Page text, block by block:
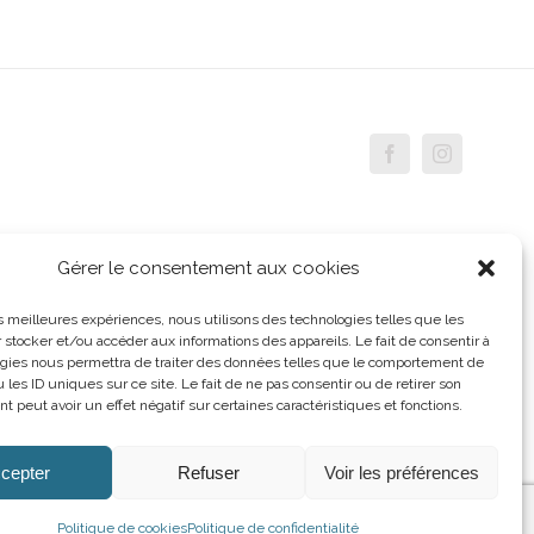
Gérer le consentement aux cookies
meilleures expériences, nous utilisons des technologies telles que les
stocker et/ou accéder aux informations des appareils. Le fait de consentir à
nous permettra de traiter des données telles que le comportement de
les ID uniques sur ce site. Le fait de ne pas consentir ou de retirer son
peut avoir un effet négatif sur certaines caractéristiques et fonctions.
Refuser Voir les préférences
Politique de cookiesPolitique de confidentialité
FacebookInstagram